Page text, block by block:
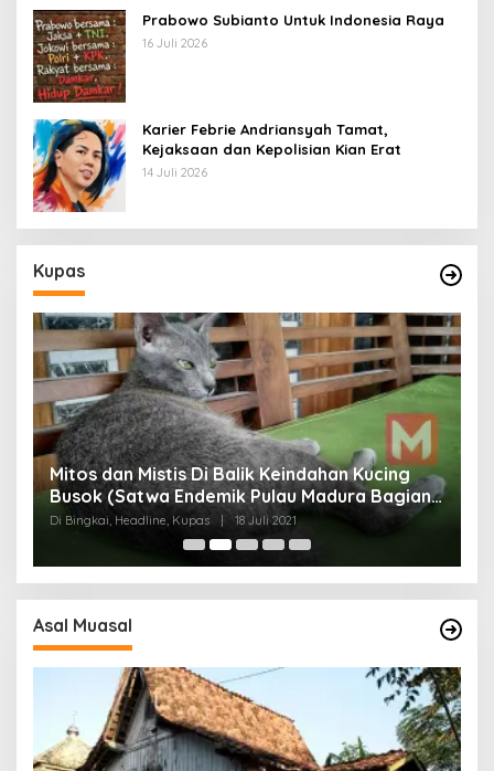
Prabowo Subianto Untuk Indonesia Raya
16 Juli 2026
Karier Febrie Andriansyah Tamat,
Kejaksaan dan Kepolisian Kian Erat
14 Juli 2026
Kupas
Mitos dan Mistis Di Balik Keindahan Kucing
Busok (Satwa Endemik Pulau Madura Bagian
I)
Di Bingkai, Headline, Kupas 18 Juli 2021
Asal Muasal